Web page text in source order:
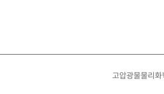
고압광물물리